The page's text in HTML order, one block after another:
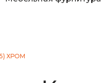
ХРОМ